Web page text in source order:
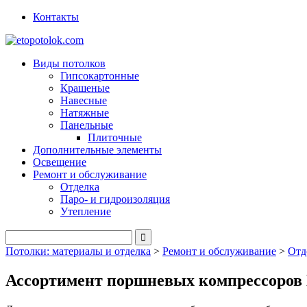
Контакты
Виды потолков
Гипсокартонные
Крашеные
Навесные
Натяжные
Панельные
Плиточные
Дополнительные элементы
Освещение
Ремонт и обслуживание
Отделка
Паро- и гидроизоляция
Утепление
Потолки: материалы и отделка > Ремонт и обслуживание >
Ассортимент поршневых